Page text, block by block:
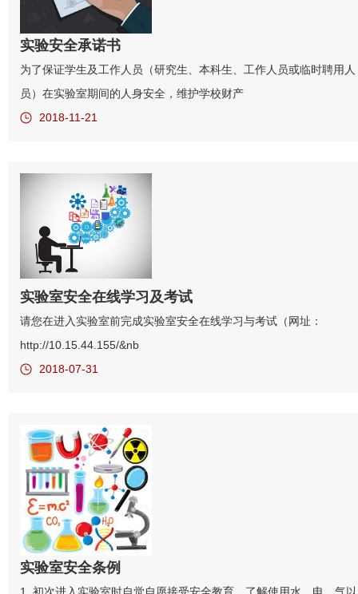
实验安全承诺书
为了保证学生及工作人员（研究生、本科生、工作人员或临时聘用人
员）在实验室期间的人身安全，维护学校财产
2018-11-21
实验室安全在线学习及考试
请您在进入实验室前完成实验室安全在线学习与考试（网址：
http://10.15.44.155/&nb
2018-07-31
实验室安全条例
1. 初次进入实验室时自觉自愿接受安全教育，了解使用水、电、气以